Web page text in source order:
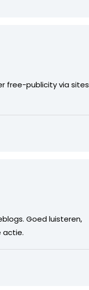
free-publicity via sites
Goed luisteren,
actie.